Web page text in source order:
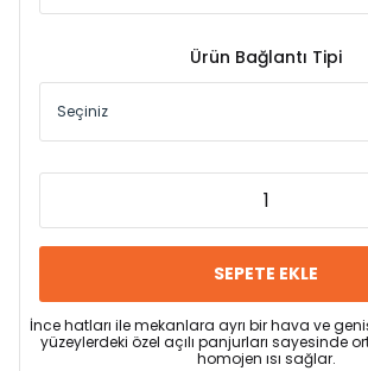
Ürün Bağlantı Tipi
SEPETE EKLE
İnce hatları ile mekanlara ayrı bir hava ve
yüzeylerdeki özel açılı panjurları sayesinde
homojen ısı sağlar.